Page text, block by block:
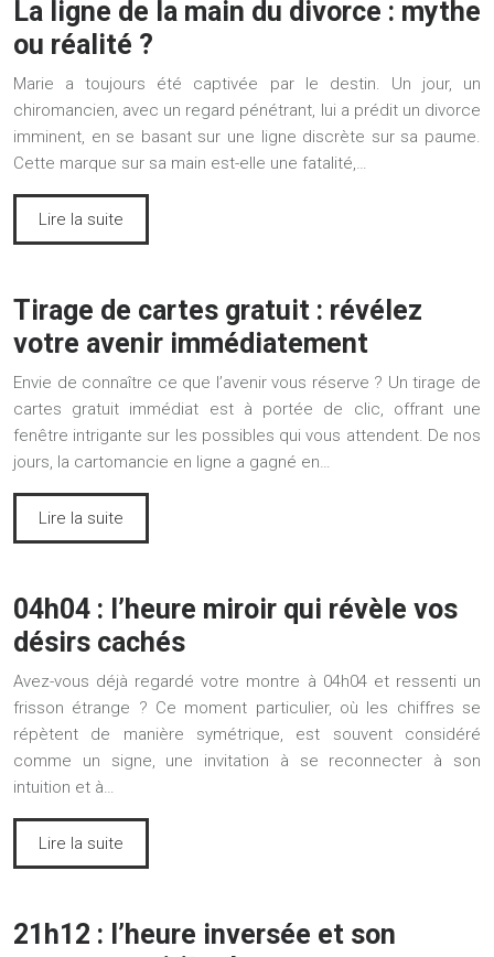
La ligne de la main du divorce : mythe
ou réalité ?
Marie a toujours été captivée par le destin. Un jour, un
chiromancien, avec un regard pénétrant, lui a prédit un divorce
imminent, en se basant sur une ligne discrète sur sa paume.
Cette marque sur sa main est-elle une fatalité,…
Lire la suite
Tirage de cartes gratuit : révélez
votre avenir immédiatement
Envie de connaître ce que l’avenir vous réserve ? Un tirage de
cartes gratuit immédiat est à portée de clic, offrant une
fenêtre intrigante sur les possibles qui vous attendent. De nos
jours, la cartomancie en ligne a gagné en…
Lire la suite
04h04 : l’heure miroir qui révèle vos
désirs cachés
Avez-vous déjà regardé votre montre à 04h04 et ressenti un
frisson étrange ? Ce moment particulier, où les chiffres se
répètent de manière symétrique, est souvent considéré
comme un signe, une invitation à se reconnecter à son
intuition et à…
Lire la suite
21h12 : l’heure inversée et son